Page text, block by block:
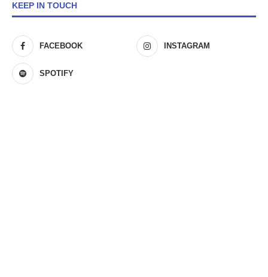
KEEP IN TOUCH
FACEBOOK INSTAGRAM
SPOTIFY